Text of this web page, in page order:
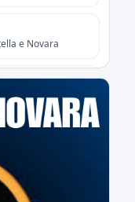
e Novara